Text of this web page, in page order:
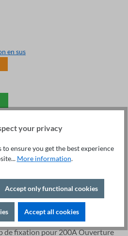
en sus
Imprimer
de fixation pour 200A Ouverture
your privacy
to ensure you get the best experience
More information.
Accept only functional cookies
Accept all cookies